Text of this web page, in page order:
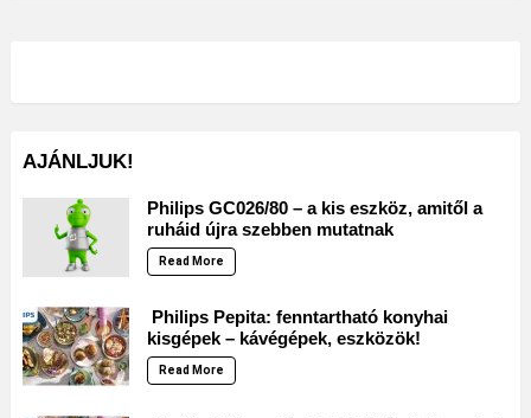
AJÁNLJUK!
Philips GC026/80 – a kis eszköz, amitől a
ruháid újra szebben mutatnak
Read More
Philips Pepita: fenntartható konyhai
kisgépek – kávégépek, eszközök!
Read More